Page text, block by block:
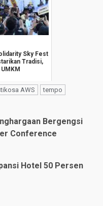
Sky Fest
Tradisi,
AWS tempo
Bergengsi
Conference
Hotel 50 Persen